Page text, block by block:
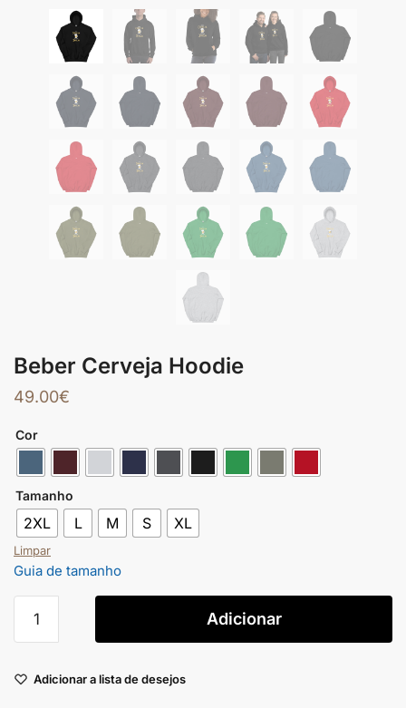
Beber Cerveja Hoodie
49.00€
Cor
Tamanho
2XL L M S XL
Limpar
Guia de tamanho
Adicionar
Adicionar a lista de desejos